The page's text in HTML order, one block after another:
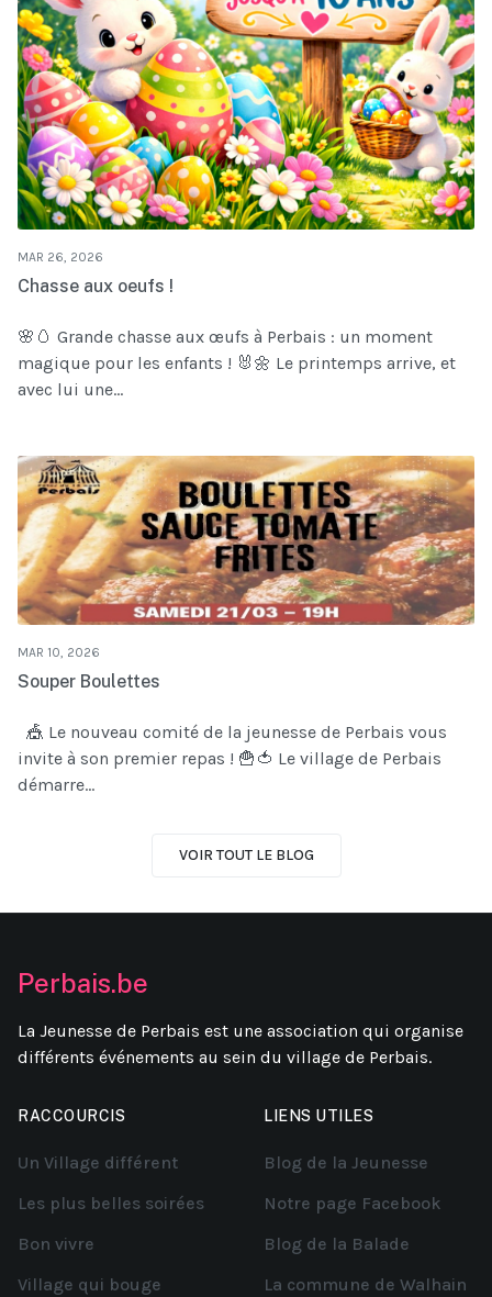
MAR 26, 2026
Chasse aux oeufs !
🌸🥚 Grande chasse aux œufs à Perbais : un moment
magique pour les enfants ! 🐰🌼 Le printemps arrive, et
avec lui une...
MAR 10, 2026
Souper Boulettes
🎪 Le nouveau comité de la jeunesse de Perbais vous
invite à son premier repas ! 🍟🍅 Le village de Perbais
démarre...
VOIR TOUT LE BLOG
Perbais.be
La Jeunesse de Perbais est une association qui organise
différents événements au sein du village de Perbais.
RACCOURCIS
Un Village différent
Les plus belles soirées
Bon vivre
Village qui bouge
LIENS UTILES
Blog de la Jeunesse
Notre page Facebook
Blog de la Balade
La commune de Walhain